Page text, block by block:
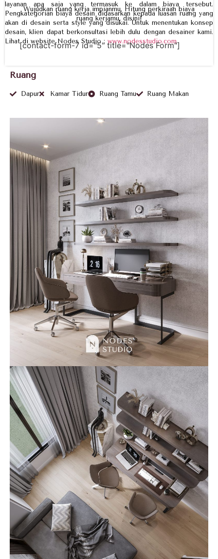
layanan apa saja yang termasuk ke dalam biaya tersebut.
Pengkategorian biaya desain didasarkan kepada luasan ruang yang
akan di desain serta style yang disukai. Untuk menentukan konsep
desain, klien dapat berkonsultasi lebih dulu dengan desainer kami.
Lihat di website Nodes Studio : www.nodesstudio.com
Wujudkan ruang kerja impianmu. Hitung perkiraan biaya
ruang kerjamu, disini!
[contact-form-7 id="5" title="Nodes Form"]
Ruang
Dapur Kamar Tidur Ruang Tamu Ruang Makan